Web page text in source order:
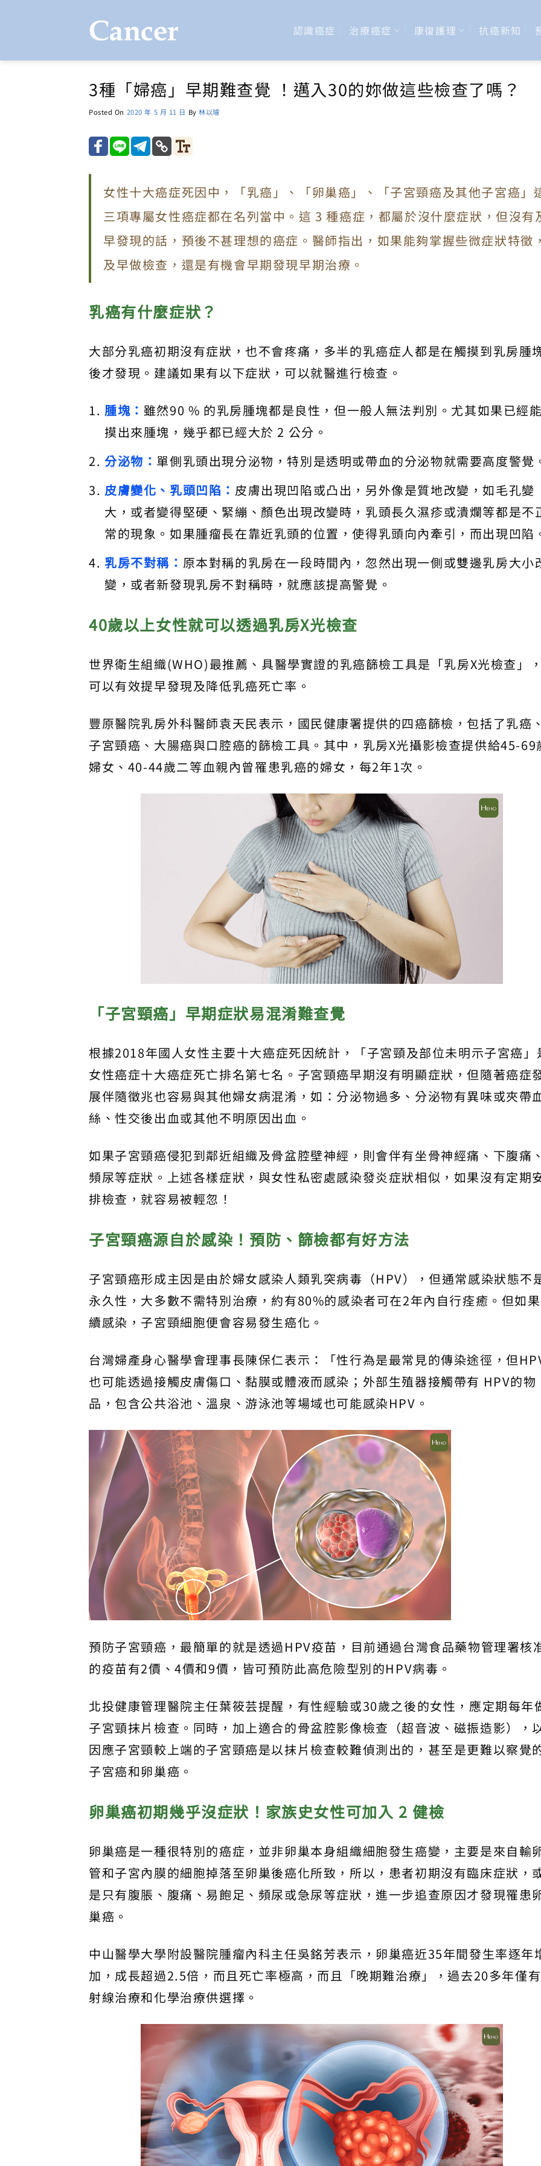
認識癌症 治療癌症 康復護理 抗癌新知
3種「婦癌」早期難查覺 ！邁入30的妳做這些檢查了嗎？
Posted On 2020 年 5 月 11 日 By林以璿
女性十大癌症死因中，「乳癌」、「卵巢癌」、「子宮頸癌及其他子宮癌」
三項專屬女性癌症都在名列當中。這 3 種癌症，都屬於沒什麼症狀，但沒有
早發現的話，預後不甚理想的癌症。醫師指出，如果能夠掌握些微症狀特徵
及早做檢查，還是有機會早期發現早期治療。
乳癌有什麼症狀？
大部分乳癌初期沒有症狀，也不會疼痛，多半的乳癌症人都是在觸摸到乳房腫
後才發現。建議如果有以下症狀，可以就醫進行檢查。
腫塊： 雖然90 % 的乳房腫塊都是良性，但一般人無法判別。尤其如果已經
摸出來腫塊，幾乎都已經大於 2 公分。
分泌物： 單側乳頭出現分泌物，特別是透明或帶血的分泌物就需要高度警覺
皮膚變化、乳頭凹陷： 皮膚出現凹陷或凸出，另外像是質地改變，如毛孔變
大，或者變得堅硬、緊繃、顏色出現改變時，乳頭長久濕疹或潰爛等都是不
常的現象。如果腫瘤長在靠近乳頭的位置，使得乳頭向內牽引，而出現凹陷
乳房不對稱： 原本對稱的乳房在一段時間內，忽然出現一側或雙邊乳房大小
變，或者新發現乳房不對稱時，就應該提高警覺。
40歲以上女性就可以透過乳房X光檢查
世界衛生組織(WHO)最推薦、具醫學實證的乳癌篩檢工具是「乳房X光檢查」
可以有效提早發現及降低乳癌死亡率。
豐原醫院乳房外科醫師袁天民表示，國民健康署提供的四癌篩檢，包括了乳癌
子宮頸癌、大腸癌與口腔癌的篩檢工具。其中，乳房X光攝影檢查提供給45-69
婦女、40-44歲二等血親內曾罹患乳癌的婦女，每2年1次。
「子宮頸癌」早期症狀易混淆難查覺
根據2018年國人女性主要十大癌症死因統計，「子宮頸及部位未明示子宮癌」
女性癌症十大癌症死亡排名第七名。子宮頸癌早期沒有明顯症狀，但隨著癌症
展伴隨徵兆也容易與其他婦女病混淆，如：分泌物過多、分泌物有異味或夾帶
絲、性交後出血或其他不明原因出血。
如果子宮頸癌侵犯到鄰近組織及骨盆腔壁神經，則會伴有坐骨神經痛、下腹痛
頻尿等症狀。上述各樣症狀，與女性私密處感染發炎症狀相似，如果沒有定期
排檢查，就容易被輕忽！
子宮頸癌源自於感染！預防、篩檢都有好方法
子宮頸癌形成主因是由於婦女感染人類乳突病毒（HPV），但通常感染狀態不
永久性，大多數不需特別治療，約有80%的感染者可在2年內自行痊癒。但如
續感染，子宮頸細胞便會容易發生癌化。
台灣婦產身心醫學會理事長陳保仁表示：「性行為是最常見的傳染途徑，但
也可能透過接觸皮膚傷口、黏膜或體液而感染；外部生殖器接觸帶有 HPV的物
品，包含公共浴池、溫泉、游泳池等場域也可能感染HPV。
預防子宮頸癌，最簡單的就是透過HPV疫苗，目前通過台灣食品藥物管理署核
的疫苗有2價、4價和9價，皆可預防此高危險型別的HPV病毒。
北投健康管理醫院主任葉筱芸提醒，有性經驗或30歲之後的女性，應定期每年
子宮頸抹片檢查。同時，加上適合的骨盆腔影像檢查（超音波、磁振造影），
因應子宮頸較上端的子宮頸癌是以抹片檢查較難偵測出的，甚至是更難以察覺
子宮癌和卵巢癌。
卵巢癌初期幾乎沒症狀！家族史女性可加入 2健檢
卵巢癌是一種很特別的癌症，並非卵巢本身組織細胞發生癌變，主要是來自輸
管和子宮內膜的細胞掉落至卵巢後癌化所致，所以，患者初期沒有臨床症狀，
是只有腹脹、腹痛、易飽足、頻尿或急尿等症狀，進一步追查原因才發現罹患
巢癌。
中山醫學大學附設醫院腫瘤內科主任吳銘芳表示，卵巢癌近35年間發生率逐年
加，成長超過2.5倍，而且死亡率極高，而且「晚期難治療」，過去20多年僅
射線治療和化學治療供選擇。